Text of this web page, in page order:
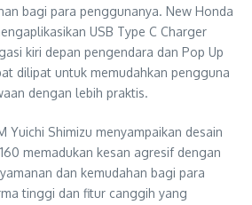
bagi para penggunanya. New Honda
USB Type C Charger
kiri depan pengendara dan Pop Up
dilipat untuk memudahkan pengguna
dengan lebih praktis.
Yuichi Shimizu menyampaikan desain
memadukan kesan agresif dengan
dan kemudahan bagi para
tinggi dan fitur canggih yang